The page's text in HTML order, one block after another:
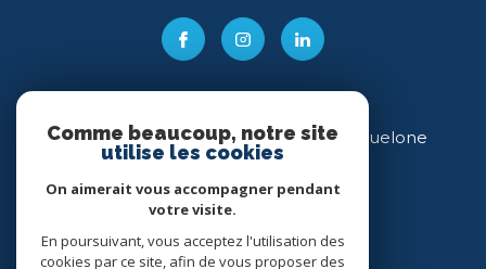
Direct Immobilier Villeneuve-lès-Maguelone
04 99 54 11 43
34 place des Héros
34750
villeneuve-lès-maguelone
Comme beaucoup, notre site
utilise les cookies
On aimerait vous accompagner pendant
votre visite.
En poursuivant, vous acceptez l'utilisation des
cookies par ce site, afin de vous proposer des